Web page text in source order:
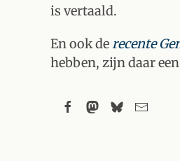
is vertaald.
En ook derecente
hebben, zijn daar